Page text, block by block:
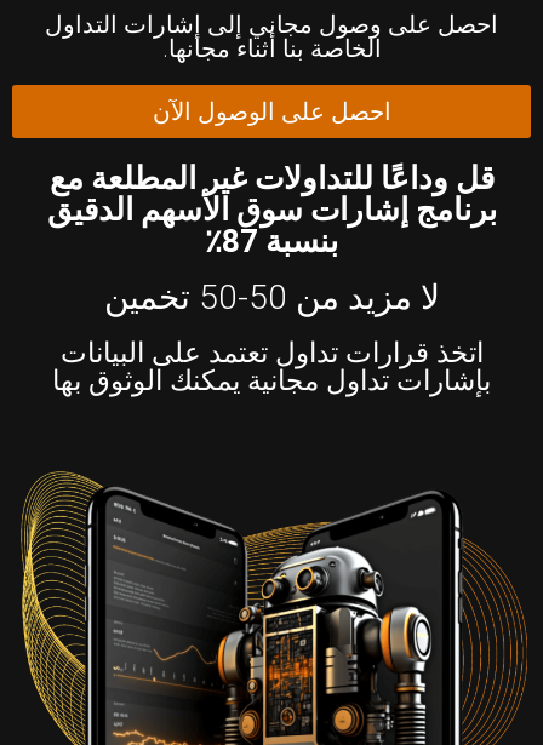
احصل على وصول مجاني إلى إشارات التداول
الخاصة بنا أثناء مجانها.
احصل على الوصول الآن
قل وداعًا للتداولات غير المطلعة مع
برنامج إشارات سوق الأسهم الدقيق
بنسبة 87٪
لا مزيد من 50-50 تخمين
اتخذ قرارات تداول تعتمد على البيانات
بإشارات تداول مجانية يمكنك الوثوق بها